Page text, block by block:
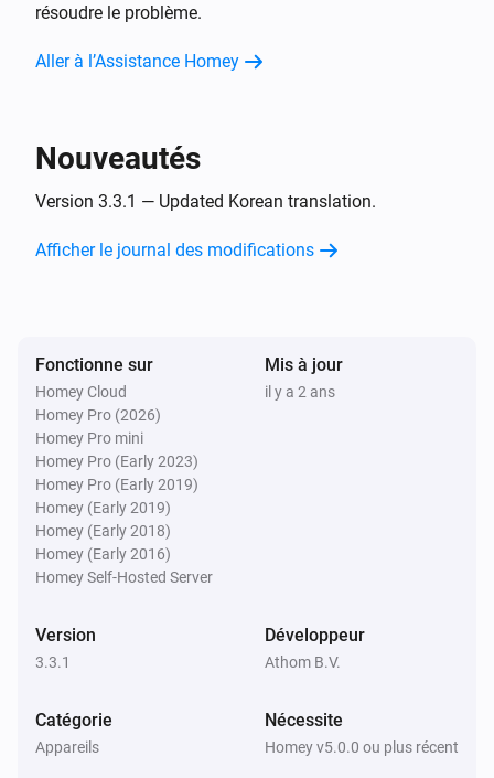
Alterner activé ou désactivé
Stores Somfy
Stores Somfy
Inclinez Étapes étapes
Aller à MA position
résoudre le problème.
Aller à l’Assistance Homey
Nouveautés
Version 3.3.1 — Updated Korean translation.
Afficher le journal des modifications
Fonctionne sur
Homey Cloud
Homey Pro (2026)
Homey Pro mini
Homey Pro (Early 2023)
Homey Pro (Early 2019)
Homey (Early 2019)
Homey (Early 2018)
Homey (Early 2016)
Homey Self-Hosted Server
Mis à jour
il y a 2 ans
Version
3.3.1
Développeur
Athom B.V.
Catégorie
Appareils
Nécessite
Homey v5.0.0 ou plus récent